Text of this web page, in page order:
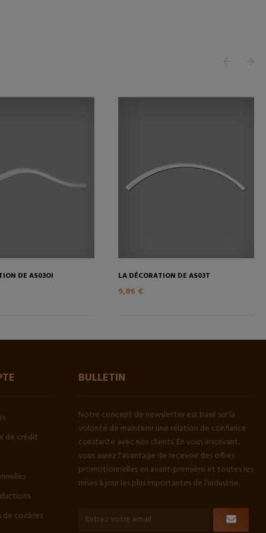
DE AS03OI LA DÉCORATION DE AS03T
9,86 €
de crédit
de cookies
BULLETIN
Notre concept de newsletter est basé sur la
volonté de maintenir une relation de confiance
constante avec nos clients. En vous inscrivant,
vous aurez l'avantage de recevoir des offres
promotionnelles en avant-première et toutes les
mises à jour les plus importantes de l'industrie.